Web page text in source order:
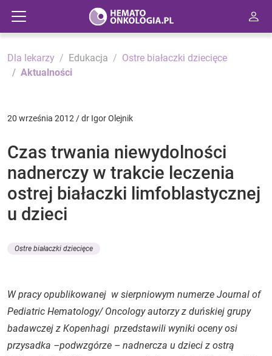
Dla lekarzy Edukacja
Ostre białaczki dziecięce
Aktualności
20 września 2012 / dr Igor Olejnik
Czas trwania niewydolności
nadnerczy w trakcie leczenia
ostrej białaczki limfoblastycznej
u dzieci
Ostre białaczki dziecięce
W pracy opublikowanej w sierpniowym numerze Journal of
Pediatric Hematology/ Oncology autorzy z duńskiej grupy
badawczej z Kopenhagi przedstawili wyniki oceny osi
przysadka –podwzgórze – nadnercza u dzieci z ostrą